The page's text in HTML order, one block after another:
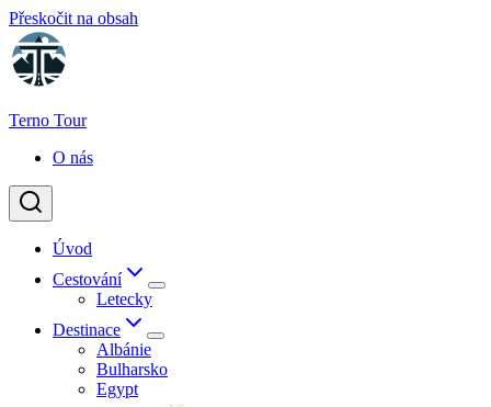
Přeskočit na obsah
Terno Tour
O nás
Úvod
Cestování
Letecky
Destinace
Albánie
Bulharsko
Egypt